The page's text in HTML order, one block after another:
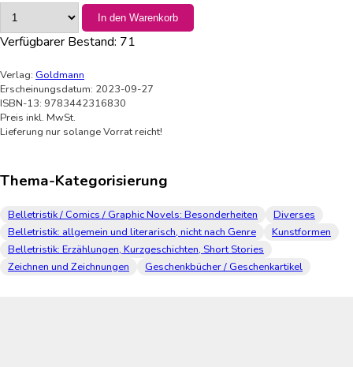
In den Warenkorb
Verfügbarer Bestand: 71
Verlag: Goldmann
Erscheinungsdatum: 2023-09-27
ISBN-13: 9783442316830
Preis inkl. MwSt.
Lieferung nur solange Vorrat reicht!
Thema-Kategorisierung
Belletristik / Comics / Graphic Novels: Besonderheiten
Diverses
Belletristik: allgemein und literarisch, nicht nach Genre
Kunstformen
Belletristik: Erzählungen, Kurzgeschichten, Short Stories
Zeichnen und Zeichnungen
Geschenkbücher / Geschenkartikel